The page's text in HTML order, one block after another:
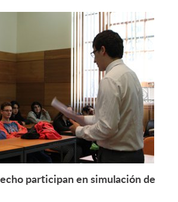
Leer más +
participan en simulación de